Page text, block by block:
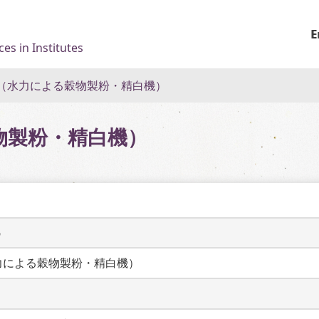
in Institutes
力による穀物製粉・精白機）
粉・精白機）
よる穀物製粉・精白機）